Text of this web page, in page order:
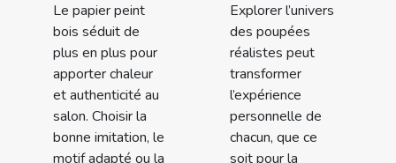
Le papier peint
bois séduit de
plus en plus pour
apporter chaleur
et authenticité au
salon. Choisir la
bonne imitation, le
motif adapté ou la
Explorer l’univers
des poupées
réalistes peut
transformer
l’expérience
personnelle de
chacun, que ce
soit pour la